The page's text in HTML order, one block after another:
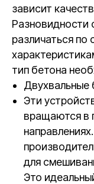
зависит
Разновидности
различаться по
тип бетона
Двухвальные
Эти
вращаются в
для
Это